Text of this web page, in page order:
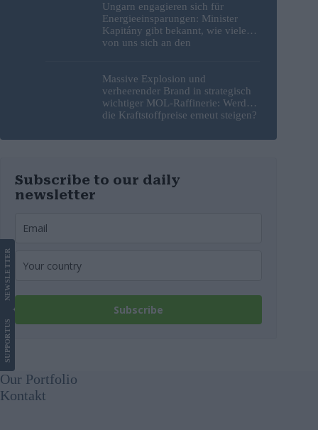
Ungarn engagieren sich für
Energieeinsparungen: Minister
Kapitány gibt bekannt, wie viele
von uns sich an den
Massive Explosion und
verheerender Brand in strategisch
wichtiger MOL-Raffinerie: Werden
die Kraftstoffpreise erneut steigen?
Subscribe to our daily
newsletter
Subscribe
SUPPORT
US
NEWS
LETTER
Our Portfolio
Kontakt